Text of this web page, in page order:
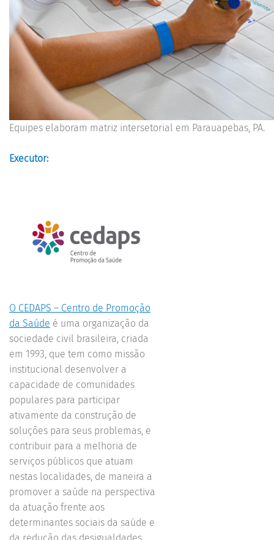
Equipes elaboram matriz intersetorial em Parauapebas, PA.
Executor:
O CEDAPS – Centro de Promoção
da Saúde é uma organização da
sociedade civil brasileira, criada
em 1993, que tem como missão
institucional desenvolver a
capacidade de comunidades
populares para participar
ativamente da construção de
soluções para seus problemas, e
contribuir para a melhoria de
serviços públicos que atuam
nestas localidades, de maneira a
promover a saúde na perspectiva
da atuação frente aos
determinantes sociais da saúde e